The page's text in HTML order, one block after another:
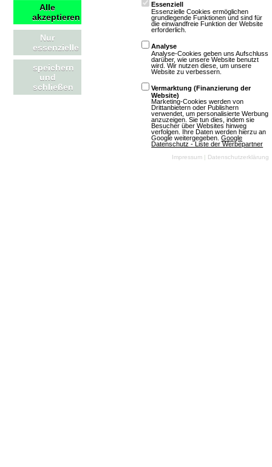
Ocean Hero
Browsergames
Strategie
Farm &
Tiere
2D
Free
To Play
Alle
akzeptieren
Nur
essenzielle
speichern
und
schließen
Essenziell
Essenzielle Cookies ermöglichen
grundlegende Funktionen und sind für
die einwandfreie Funktion der Website
erforderlich.
Analyse
Analyse-Cookies geben uns Aufschluss
darüber, wie unsere Website benutzt
wird. Wir nutzen diese, um unsere
Website zu verbessern.
Vermarktung (Finanzierung der
Website)
Marketing-Cookies werden von
Drittanbietern oder Publishern
verwendet, um personalisierte Werbung
anzuzeigen. Sie tun dies, indem sie
Besucher über Websites hinweg
verfolgen. Ihre Daten werden hierzu an
Google weitergegeben.Google
Datenschutz - Liste der Werbepartner
Impressum | Datenschutzerklärung